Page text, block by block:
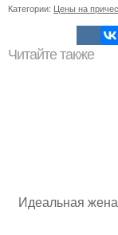
Категории: Цены на
Читайте также
Идеальная